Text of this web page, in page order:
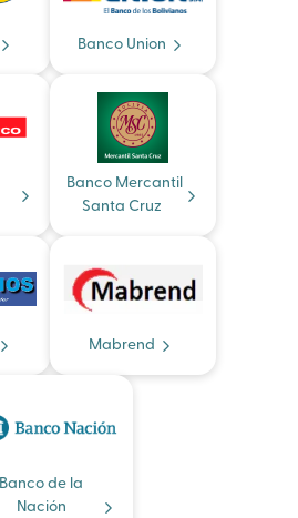
Banco Union
Banco Mercantil
Santa Cruz
Mabrend
Banco de la
Nación